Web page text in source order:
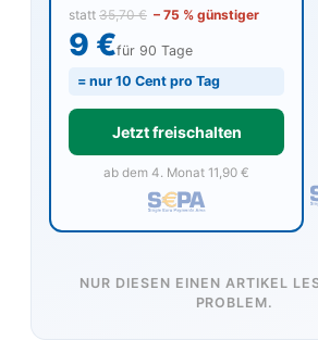
statt 35,70 € – 75 % günstiger
9 €für 90 Tage
= nur 10 Cent pro Tag
Jetzt freischalten
ab dem 4. Monat 11,90 €
NUR DIESEN EINEN ARTIKEL
PROBLEM.